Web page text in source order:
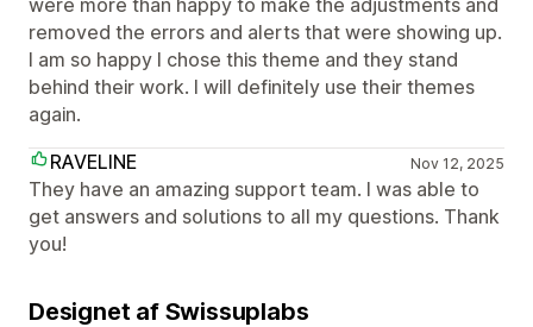
removed the errors and alerts that were showing up.
I am so happy I chose this theme and they stand
behind their work. I will definitely use their themes
again.
RAVELINE
Nov 12, 2025
They have an amazing support team. I was able to
get answers and solutions to all my questions. Thank
you!
Designet af Swissuplabs